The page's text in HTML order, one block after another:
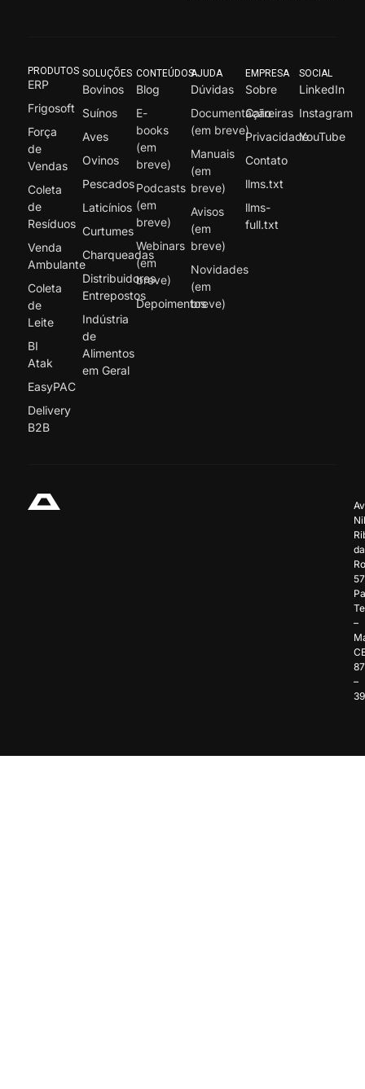
PRODUTOS
ERP
Frigosoft
Força
de
Vendas
Coleta
de
Resíduos
Venda
Ambulante
Coleta
de
Leite
BI
Atak
EasyPAC
Delivery
B2B
SOLUÇÕES
Bovinos
Suínos
Aves
Ovinos
Pescados
Laticínios
Curtumes
Charqueadas
Distribuidores
Entrepostos
Indústria
de
Alimentos
em Geral
CONTEÚDOS
Blog
E-
books
(em
breve)
Podcasts
(em
breve)
Webinars
(em
breve)
Depoimentos
AJUDA
Dúvidas
Documentação
(em breve)
Manuais
(em
breve)
Avisos
(em
breve)
Novidades
(em
breve)
EMPRESA
Sobre
Carreiras
Privacidade
Contato
llms.txt
llms-
full.txt
SOCIAL
LinkedIn
Instagram
YouTube
da
–
–